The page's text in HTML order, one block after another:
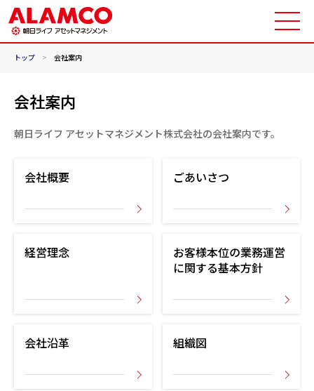
トップ > 会社案内
会社案内
朝日ライフ アセットマネジメント株式会社の会社案内です。
会社概要 ごあいさつ
経営理念
お客様本位の業務運営
に関する基本方針
会社沿革 組織図